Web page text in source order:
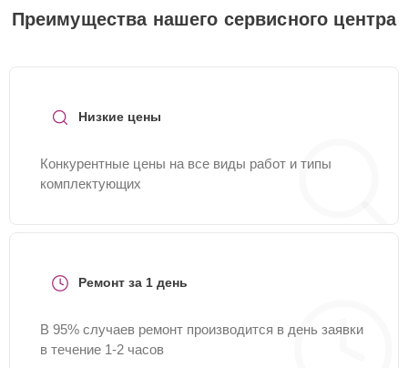
Преимущества нашего сервисного центра
Низкие цены
Конкурентные цены на все виды работ и типы
комплектующих
Ремонт за 1 день
В 95% случаев ремонт производится в день заявки
в течение 1-2 часов